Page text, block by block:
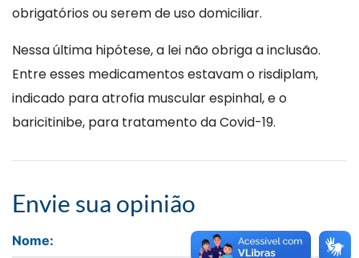
obrigatórios ou serem de uso domiciliar.
Nessa última hipótese, a lei não obriga a inclusão.
Entre esses medicamentos estavam o risdiplam,
indicado para atrofia muscular espinhal, e o
baricitinibe, para tratamento da Covid-19.
Envie sua opinião
Nome: